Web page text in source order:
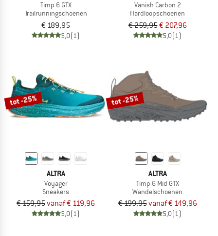
Timp 6 GTX
Trailrunningschoenen
€ 189,95
5,0(1)
Vanish Carbon 2
Hardloopschoenen
€ 259,95€ 207,96
5,0(1)
tot -25%
ALTRA
Voyager
Sneakers
€ 159,95vanaf € 119,96
5,0(1)
tot -25%
ALTRA
Timp 6 Mid GTX
Wandelschoenen
€ 199,95vanaf € 149,96
5,0(1)